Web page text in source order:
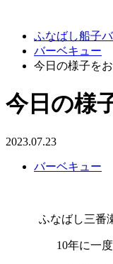
ふなばし船子
バーベキュー
今日の様子を
今日の様
2023.07.23
バーベキュー
ふなばし三番
10年に一